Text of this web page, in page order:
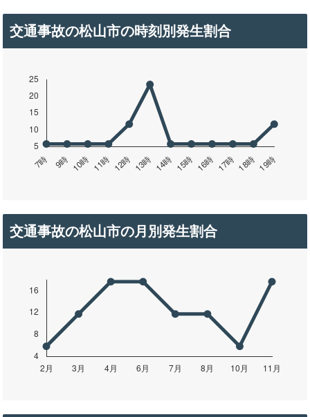
交通事故の松山市の時刻別発生割合
交通事故の松山市の月別発生割合